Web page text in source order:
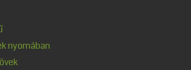
nyomában